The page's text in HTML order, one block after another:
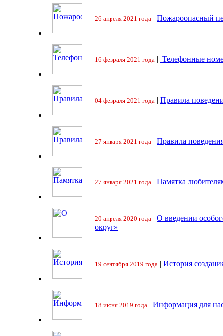
26 апреля 2021 года | Пожароопасный
16 февраля 2021 года | Телефонные
04 февраля 2021 года | Правила
27 января 2021 года | Правила
27 января 2021 года | Памятка
20 апреля 2020 года | О введении
округ»
19 сентября 2019 года | История
18 июня 2019 года | Информация для